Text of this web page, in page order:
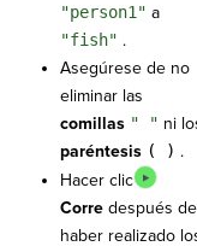
"person1" a
"fish" .
Asegúrese de no
eliminar las
comillas " " ni
paréntesis ( ) .
Hacer clic
Corre después de
haber realizado